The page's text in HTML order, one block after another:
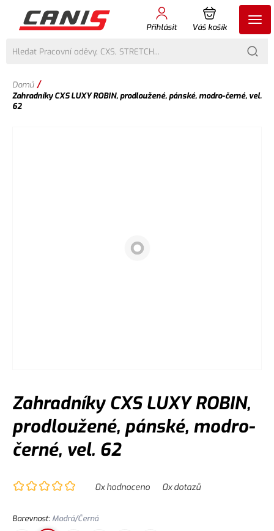
Přihlásit Váš košík
Domů /
Zahradníky CXS LUXY ROBIN, prodloužené, pánské, modro-černé, vel.
62
Zahradníky CXS LUXY ROBIN,
prodloužené, pánské, modro-
černé, vel. 62
0x hodnoceno 0x dotazů
Barevnost:Modrá/Černá